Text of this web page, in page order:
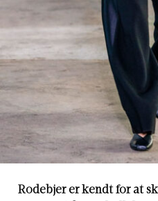
Rodebjer er kendt for at